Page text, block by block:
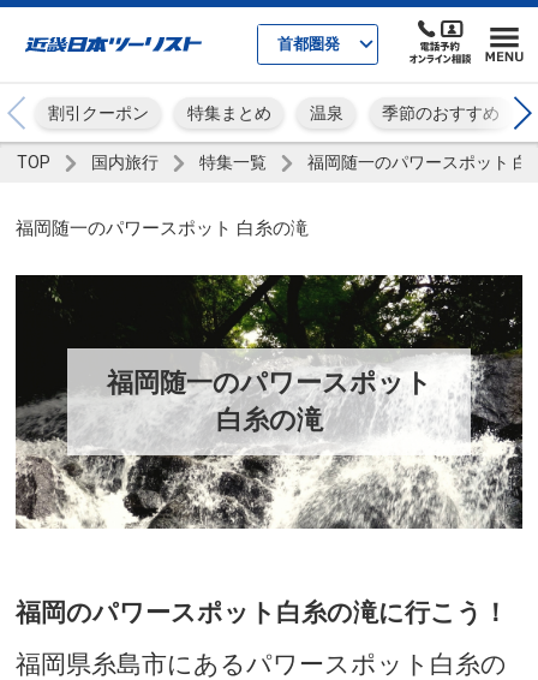
首都圏発
割引クーポン 特集まとめ 温泉 季節のおすすめ
TOP 国内旅行 特集一覧 福岡随一のパワースポット 白
福岡随一のパワースポット 白糸の滝
福岡随一のパワースポット
白糸の滝
福岡のパワースポット白糸の滝に行こう！
福岡県糸島市にあるパワースポット白糸の